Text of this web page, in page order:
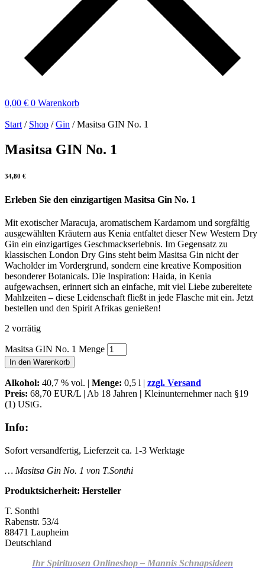
0,00 € 0 Warenkorb
Start / Shop /Gin / Masitsa GIN No. 1
Masitsa GIN No. 1
34,80 €
Erleben Sie den einzigartigen Masitsa Gin No. 1
Mit exotischer Maracuja, aromatischem Kardamom und sorgfältig
ausgewählten Kräutern aus Kenia entfaltet dieser New Western Dry
Gin ein einzigartiges Geschmackserlebnis. Im Gegensatz zu
klassischen London Dry Gins steht beim Masitsa Gin nicht der
Wacholder im Vordergrund, sondern eine kreative Komposition
besonderer Botanicals. Die Inspiration: Haida, in Kenia
aufgewachsen, erinnert sich an einfache, mit viel Liebe zubereitete
Mahlzeiten – diese Leidenschaft fließt in jede Flasche mit ein. Jetzt
bestellen und den Spirit Afrikas genießen!
2 vorrätig
Masitsa GIN No. 1 Menge
In den Warenkorb
Alkohol: 40,7 % vol. | Menge: 0,5 l | zzgl. Versand
Preis: 68,70 EUR/L | Ab 18 Jahren | Kleinunternehmer nach §19
(1) UStG.
Info:
Sofort versandfertig, Lieferzeit ca. 1-3 Werktage
… Masitsa Gin No. 1 von T.Sonthi
Produktsicherheit: Hersteller
T. Sonthi
Rabenstr. 53/4
88471 Laupheim
Deutschland
Ihr Spirituosen Onlineshop – Mannis Schnapsideen